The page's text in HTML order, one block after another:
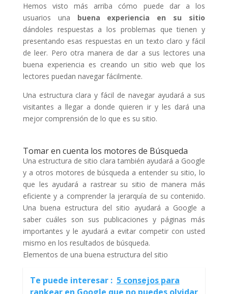
Hemos visto más arriba cómo puede dar a los
usuarios una buena experiencia en su sitio
dándoles respuestas a los problemas que tienen y
presentando esas respuestas en un texto claro y fácil
de leer. Pero otra manera de dar a sus lectores una
buena experiencia es creando un sitio web que los
lectores puedan navegar fácilmente.
Una estructura clara y fácil de navegar ayudará a sus
visitantes a llegar a donde quieren ir y les dará una
mejor comprensión de lo que es su sitio.
Tomar en cuenta los motores de Búsqueda
Una estructura de sitio clara también ayudará a Google
y a otros motores de búsqueda a entender su sitio, lo
que les ayudará a rastrear su sitio de manera más
eficiente y a comprender la jerarquía de su contenido.
Una buena estructura del sitio ayudará a Google a
saber cuáles son sus publicaciones y páginas más
importantes y le ayudará a evitar competir con usted
mismo en los resultados de búsqueda.
Elementos de una buena estructura del sitio
Te puede interesar : 5 consejos para
rankear en Google que no puedes olvidar